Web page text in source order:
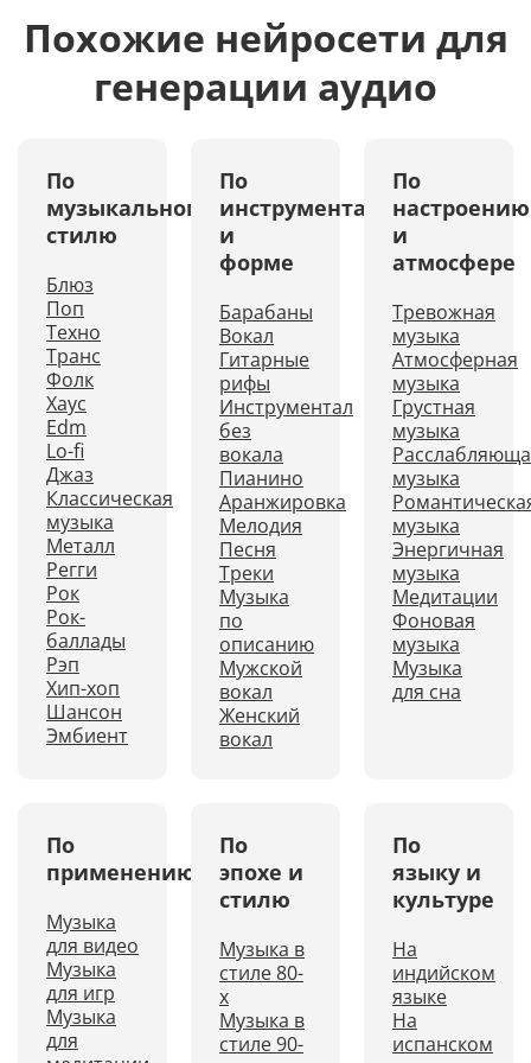
Похожие нейросети для
генерации аудио
По
музыкальному
стилю
Блюз
Поп
Техно
Транс
Фолк
Хаус
Edm
Lo-fi
Джаз
Классическая
музыка
Металл
Регги
Рок
Рок-
баллады
Рэп
Хип-хоп
Шансон
Эмбиент
По
инструментам
и
форме
Барабаны
Вокал
Гитарные
рифы
Инструментал
без
вокала
Пианино
Аранжировка
Мелодия
Песня
Треки
Музыка
по
описанию
Мужской
вокал
Женский
вокал
По
настроению
и
атмосфере
Тревожная
музыка
Атмосферная
музыка
Грустная
музыка
музыка
музыка
Энергичная
музыка
Медитации
Фоновая
музыка
Музыка
для сна
По
применению
Музыка
для видео
Музыка
для игр
Музыка
для
По
эпохе и
стилю
Музыка в
стиле 80-
х
Музыка в
стиле 90-
По
языку и
культуре
На
индийском
языке
На
испанском